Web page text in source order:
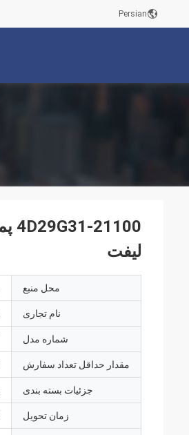
Persian
لیفت
محل منبع
نام تجاری
شماره مدل
مقدار حداقل تعداد سفارش
جزئیات بسته بندی
زمان تحویل